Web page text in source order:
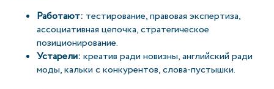
Работают: тестирование, правовая экспертиза,
ассоциативная цепочка, стратегическое
позиционирование.
Устарели: креатив ради новизны, английский ради
моды, кальки с конкурентов, слова-пустышки.